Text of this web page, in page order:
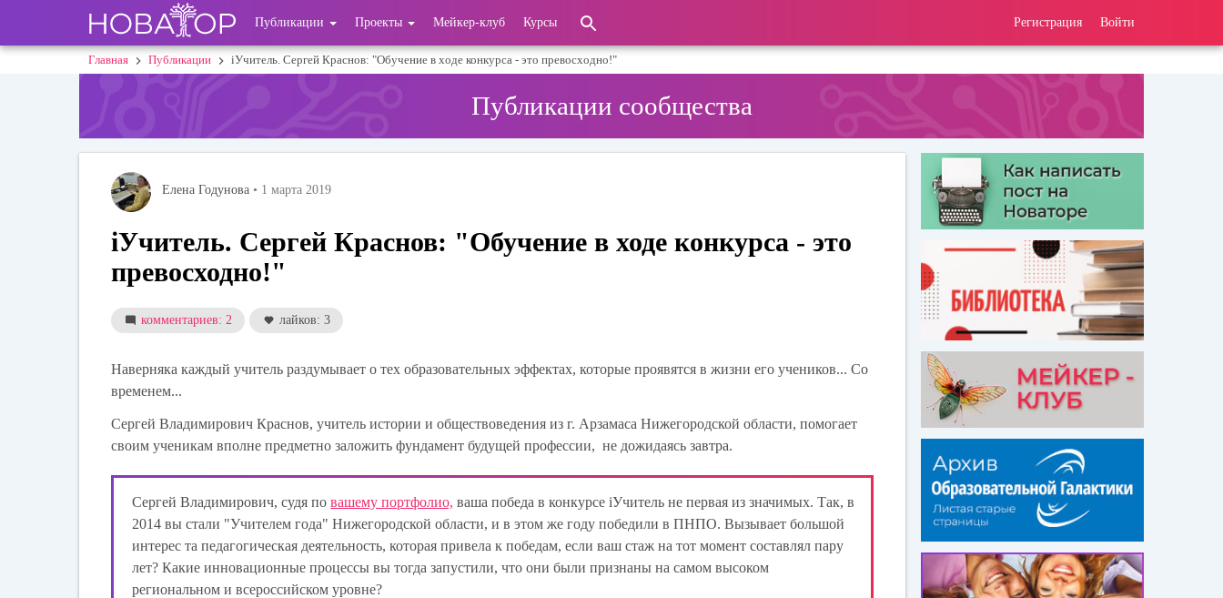
основному
User
account
Регистрация Войти
Публикации Проекты Мейкер-клуб Курсы
Строка
Главная Публикации iУчитель. Сергей Краснов: "Обучение в ходе конкурса - это превосходно!"
Публикации сообщества
Елена Годунова • 1 марта 2019
iУчитель. Сергей Краснов: "Обучение в ходе конкурса - это
превосходно!"
комментариев: 2 лайков: 3
Наверняка каждый учитель раздумывает о тех образовательных эффектах, которые проявятся в жизни его учеников... Со
временем...
Сергей Владимирович Краснов, учитель истории и обществоведения из г. Арзамаса Нижегородской области, помогает
своим ученикам вполне предметно заложить фундамент будущей профессии, не дожидаясь завтра.
Сергей Владимирович, судя повашему портфолио, ваша победа в конкурсе iУчитель не первая из значимых. Так, в
2014 вы стали "Учителем года" Нижегородской области, и в этом же году победили в ПНПО. Вызывает большой
интерес та педагогическая деятельность, которая привела к победам, если ваш стаж на тот момент составлял пару
лет? Какие инновационные процессы вы тогда запустили, что они были признаны на самом высоком
региональном и всероссийском уровне?